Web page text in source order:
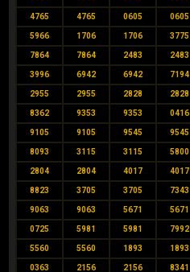
4765 4765 0605 0605
5966 1706 1706 3775
7864 7864 2483 2483
3996 6942 6942 7194
2955 2955 2828 2828
8362 9353 9353 0416
9105 9105 9545 9545
8093 3115 3115 5800
2804 2804 4017 4017
8823 3705 3705 7343
9063 9063 5671 5671
0725 5981 5981 7992
5560 5560 1893 1893
0363 2156 2156 8341